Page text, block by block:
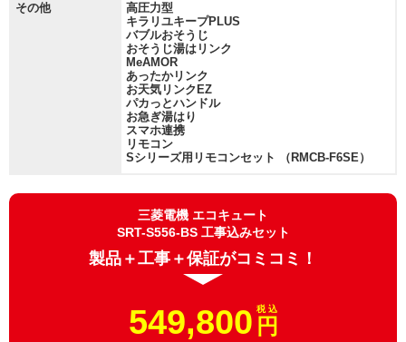
その他
高圧力型
キラリユキープPLUS
バブルおそうじ
おそうじ湯はリンク
MeAMOR
あったかリンク
お天気リンクEZ
パカっとハンドル
お急ぎ湯はり
スマホ連携
リモコン
Sシリーズ用リモコンセット （RMCB-F6SE）
三菱電機 エコキュート
SRT-S556-BS 工事込みセット
製品＋工事＋保証がコミコミ！
549,800 税 込
円